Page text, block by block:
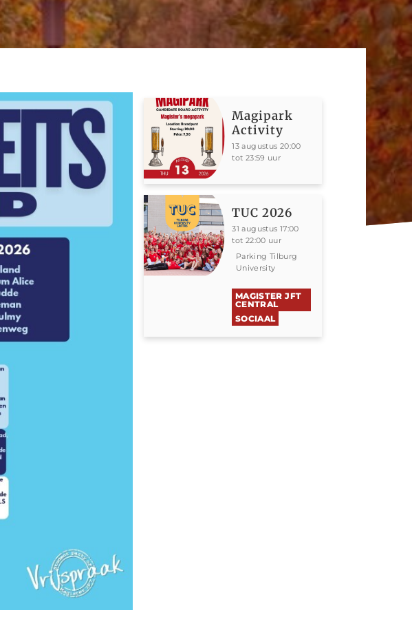
Magipark
Activity
13 augustus 20:00
tot 23:59 uur
TUC 2026
31 augustus 17:00
tot 22:00 uur
Parking Tilburg
University
MAGISTER JFT
CENTRAL
SOCIAAL